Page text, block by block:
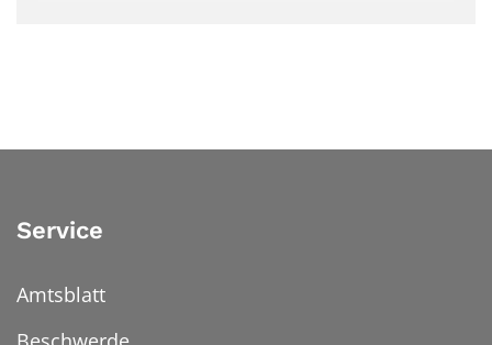
Service
Amtsblatt